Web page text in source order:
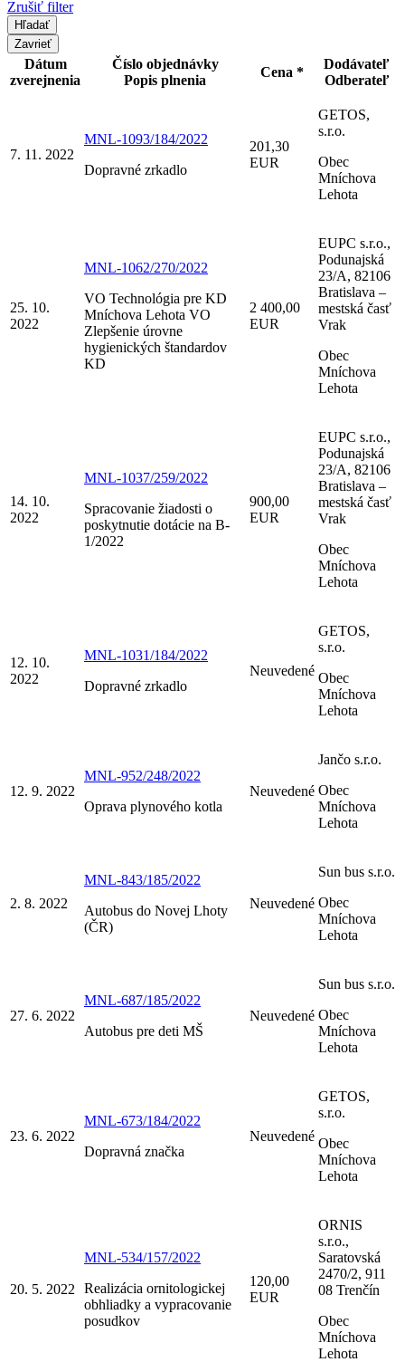
Zrušiť filter
Zavrieť
Dátum
zverejnenia
Číslo objednávky
Popis plnenia
Cena *
Dodávateľ
Odberateľ
7. 11. 2022
MNL-1093/184/2022
Dopravné zrkadlo
201,30
EUR
GETOS,
s.r.o.
Obec
Mníchova
Lehota
25. 10.
2022
MNL-1062/270/2022
VO Technológia pre KD
Mníchova Lehota VO
Zlepšenie úrovne
hygienických štandardov
KD
2 400,00
EUR
EUPC s.r.o.,
Podunajská
23/A, 82106
Bratislava –
mestská časť
Vrak
Obec
Mníchova
Lehota
14. 10.
2022
MNL-1037/259/2022
Spracovanie žiadosti o
poskytnutie dotácie na B-
1/2022
900,00
EUR
EUPC s.r.o.,
Podunajská
23/A, 82106
Bratislava –
mestská časť
Vrak
Obec
Mníchova
Lehota
12. 10.
2022
MNL-1031/184/2022
Dopravné zrkadlo
Neuvedené
GETOS,
s.r.o.
Obec
Mníchova
Lehota
12. 9. 2022
MNL-952/248/2022
Oprava plynového kotla
Neuvedené
Jančo s.r.o.
Obec
Mníchova
Lehota
2. 8. 2022
MNL-843/185/2022
Autobus do Novej Lhoty
(ČR)
Neuvedené
Sun bus s.r.o.
Obec
Mníchova
Lehota
27. 6. 2022
MNL-687/185/2022
Autobus pre deti MŠ
Neuvedené
Sun bus s.r.o.
Obec
Mníchova
Lehota
23. 6. 2022
MNL-673/184/2022
Dopravná značka
Neuvedené
GETOS,
s.r.o.
Obec
Mníchova
Lehota
20. 5. 2022
MNL-534/157/2022
Realizácia ornitologickej
obhliadky a vypracovanie
posudkov
120,00
EUR
ORNIS
s.r.o.,
Saratovská
2470/2, 911
08 Trenčín
Obec
Mníchova
Lehota